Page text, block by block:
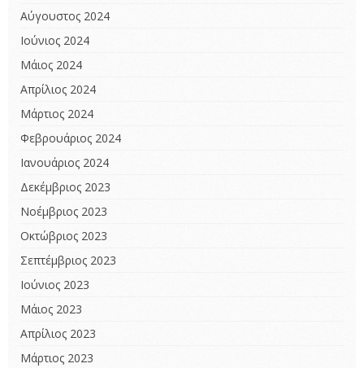
Αύγουστος 2024
Ιούνιος 2024
Μάιος 2024
Απρίλιος 2024
Μάρτιος 2024
Φεβρουάριος 2024
Ιανουάριος 2024
Δεκέμβριος 2023
Νοέμβριος 2023
Οκτώβριος 2023
Σεπτέμβριος 2023
Ιούνιος 2023
Μάιος 2023
Απρίλιος 2023
Μάρτιος 2023